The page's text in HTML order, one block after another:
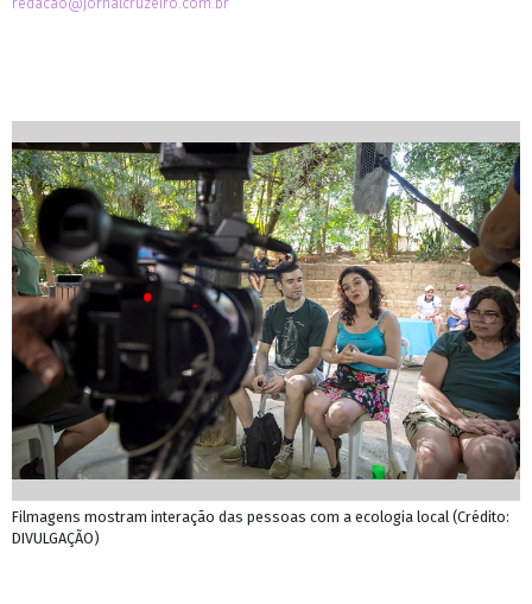
Filmagens mostram interação das pessoas com a ecologia local (Crédito:
DIVULGAÇÃO)